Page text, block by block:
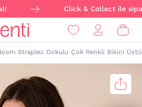
Click & Collect ile
Straplez Dokulu Çok Renkli Bikini Üstü